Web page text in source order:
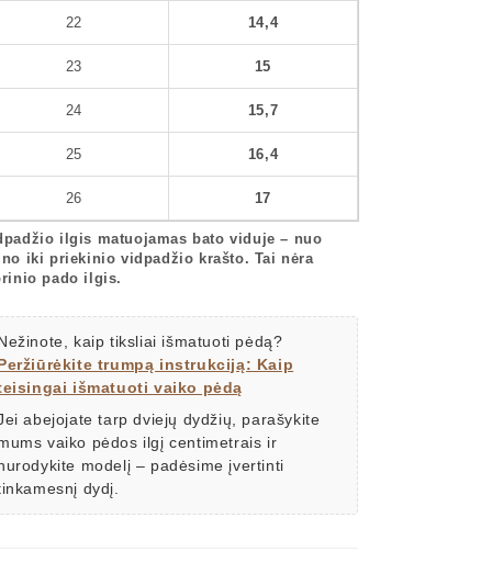
22 14,4
23 15
24 15,7
25 16,4
26 17
ilgis matuojamas bato viduje – nuo
iki priekinio vidpadžio krašto. Tai nėra
pado ilgis.
kaip tiksliai išmatuoti pėdą?
trumpą instrukciją: Kaip
išmatuoti vaiko pėdą
abejojate tarp dviejų dydžių, parašykite
vaiko pėdos ilgį centimetrais ir
modelį – padėsime įvertinti
dydį.